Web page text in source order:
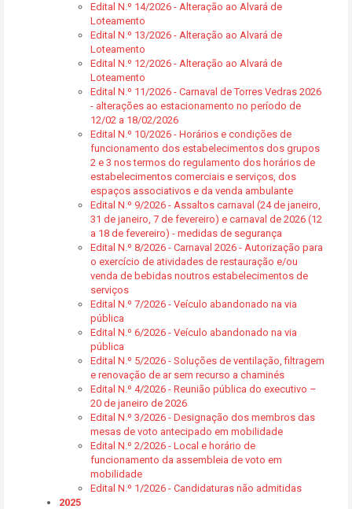
Edital N.º 14/2026 - Alteração ao Alvará de
Loteamento
Edital N.º 13/2026 - Alteração ao Alvará de
Loteamento
Edital N.º 12/2026 - Alteração ao Alvará de
Loteamento
Edital N.º 11/2026 - Carnaval de Torres Vedras 2026
- alterações ao estacionamento no período de
12/02 a 18/02/2026
Edital N.º 10/2026 - Horários e condições de
funcionamento dos estabelecimentos dos grupos
2 e 3 nos termos do regulamento dos horários de
estabelecimentos comerciais e serviços, dos
espaços associativos e da venda ambulante
Edital N.º 9/2026 - Assaltos carnaval (24 de janeiro,
31 de janeiro, 7 de fevereiro) e carnaval de 2026 (12
a 18 de fevereiro) - medidas de segurança
Edital N.º 8/2026 - Carnaval 2026 - Autorização para
o exercício de atividades de restauração e/ou
venda de bebidas noutros estabelecimentos de
serviços
Edital N.º 7/2026 - Veículo abandonado na via
pública
Edital N.º 6/2026 - Veículo abandonado na via
pública
Edital N.º 5/2026 - Soluções de ventilação, filtragem
e renovação de ar sem recurso a chaminés
Edital N.º 4/2026 - Reunião pública do executivo –
20 de janeiro de 2026
Edital N.º 3/2026 - Designação dos membros das
mesas de voto antecipado em mobilidade
Edital N.º 2/2026 - Local e horário de
funcionamento da assembleia de voto em
mobilidade
Edital N.º 1/2026 - Candidaturas não admitidas
2025